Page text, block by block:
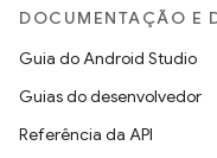
DOCUMENTAÇÃO E
Guia do Android Studio
Guias do desenvolvedor
Referência da API